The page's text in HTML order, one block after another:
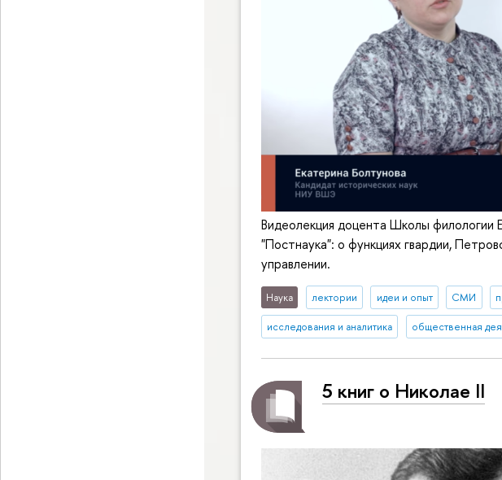
Видеолекция доцента Школы филологии
"Постнаука": о функциях гвардии,
управлении.
Наука лектории идеи и опыт СМИ
исследования и аналитика общественная
5 книг о Николае II